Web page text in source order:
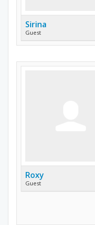
Sirina
Guest
Roxy
Guest